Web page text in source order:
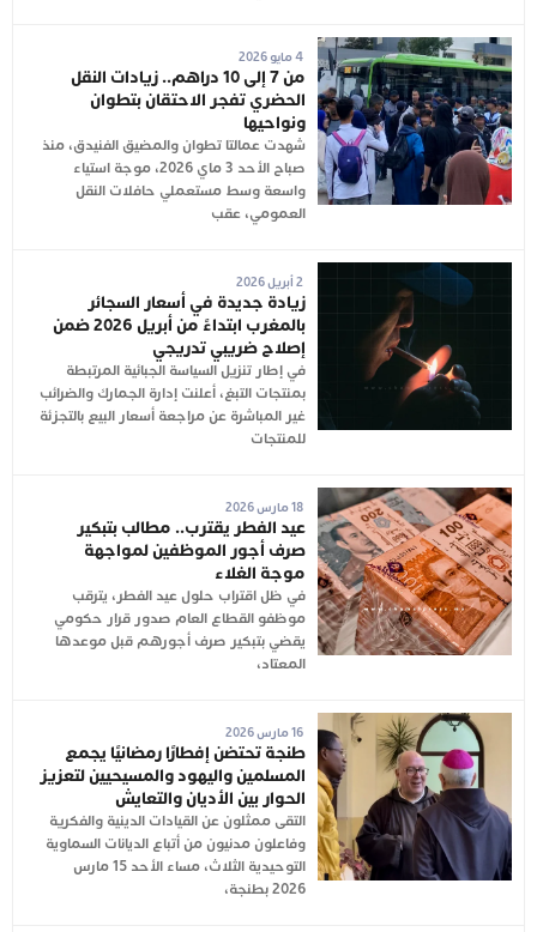
4 مايو 2026
من 7 إلى 10 دراهم.. زيادات النقل
الحضري تفجر الاحتقان بتطوان
ونواحيها
شهدت عمالتا تطوان والمضيق الفنيدق، منذ
صباح الأحد 3 ماي 2026، موجة استياء
واسعة وسط مستعملي حافلات النقل
العمومي، عقب
2 أبريل 2026
زيادة جديدة في أسعار السجائر
بالمغرب ابتداءً من أبريل 2026 ضمن
إصلاح ضريبي تدريجي
في إطار تنزيل السياسة الجبائية المرتبطة
بمنتجات التبغ، أعلنت إدارة الجمارك والضرائب
غير المباشرة عن مراجعة أسعار البيع بالتجزئة
للمنتجات
18 مارس 2026
عيد الفطر يقترب.. مطالب بتبكير
صرف أجور الموظفين لمواجهة
موجة الغلاء
في ظل اقتراب حلول عيد الفطر، يترقب
موظفو القطاع العام صدور قرار حكومي
يقضي بتبكير صرف أجورهم قبل موعدها
المعتاد،
16 مارس 2026
طنجة تحتضن إفطارًا رمضانيًا يجمع
المسلمين واليهود والمسيحيين لتعزيز
الحوار بين الأديان والتعايش
التقى ممثلون عن القيادات الدينية والفكرية
وفاعلون مدنيون من أتباع الديانات السماوية
التوحيدية الثلاث، مساء الأحد 15 مارس
2026 بطنجة،